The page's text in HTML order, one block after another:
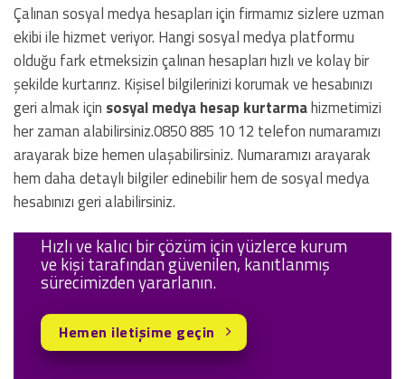
Çalınan sosyal medya hesapları için firmamız sizlere uzman
ekibi ile hizmet veriyor. Hangi sosyal medya platformu
olduğu fark etmeksizin çalınan hesapları hızlı ve kolay bir
şekilde kurtarırız. Kişisel bilgilerinizi korumak ve hesabınızı
geri almak için sosyal medya hesap kurtarmahizmetimizi
her zaman alabilirsiniz.0850 885 10 12 telefon numaramızı
arayarak bize hemen ulaşabilirsiniz. Numaramızı arayarak
hem daha detaylı bilgiler edinebilir hem de sosyal medya
hesabınızı geri alabilirsiniz.
Hızlı ve kalıcı bir çözüm için yüzlerce kurum
ve kişi tarafından güvenilen, kanıtlanmış
sürecimizden yararlanın.
Hemen iletişime geçin